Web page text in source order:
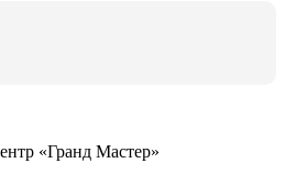
«Гранд Мастер»